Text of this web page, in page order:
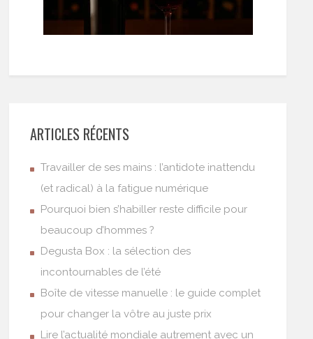
ARTICLES RÉCENTS
Travailler de ses mains : l’antidote inattendu
(et radical) à la fatigue numérique
Pourquoi bien s’habiller reste difficile pour
beaucoup d’hommes ?
Degusta Box : la sélection des
incontournables de l’été
Boîte de vitesse manuelle : le guide complet
pour changer la vôtre au juste prix
Lire l’actualité mondiale autrement avec un